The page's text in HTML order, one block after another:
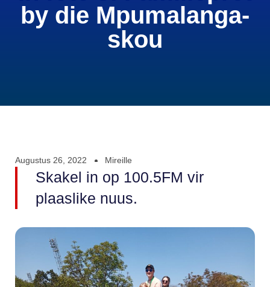
by die Mpumalanga-
skou
Augustus 26, 2022 Mireille
Skakel in op 100.5FM vir
plaaslike nuus.